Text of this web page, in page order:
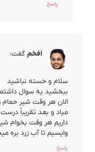
پاسخ
افخم گفت:
سلام و خسته نباشید
ببخشید یه سوال
الان هر وقت شیر حمام
میاد و بعد تقریباً
وایسیم تا آب زرد بره
پاسخ